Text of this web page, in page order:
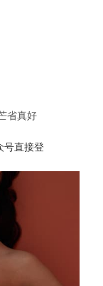
省真好
号直接登